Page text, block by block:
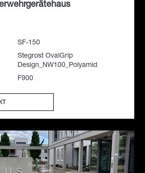
SF-150
Stegrost OvalGrip
Design_NW100_Polyamid
F900